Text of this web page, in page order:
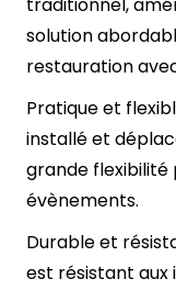
solution
restauration
Pratique et
installé et
grande flexibilité
évènements.
Durable et
est résistant aux